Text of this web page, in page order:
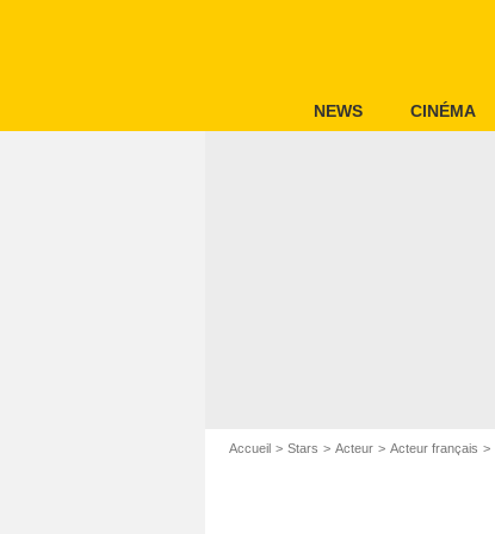
NEWS CINÉMA
Accueil Stars Acteur Acteur français